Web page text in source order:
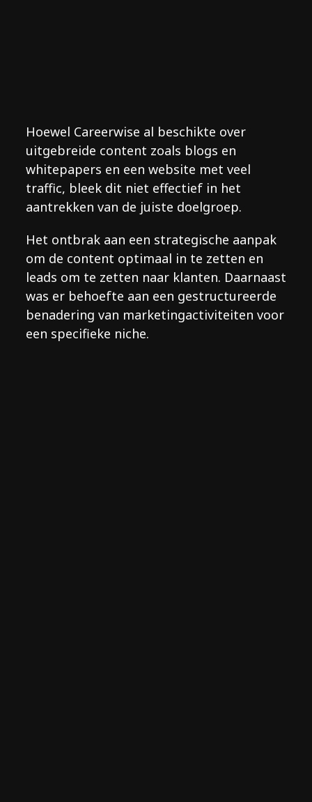
Hoewel Careerwise al beschikte over
uitgebreide content zoals blogs en
whitepapers en een website met veel
traffic, bleek dit niet effectief in het
aantrekken van de juiste doelgroep.
Het ontbrak aan een strategische aanpak
om de content optimaal in te zetten en
leads om te zetten naar klanten. Daarnaast
was er behoefte aan een gestructureerde
benadering van marketingactiviteiten voor
een specifieke niche.